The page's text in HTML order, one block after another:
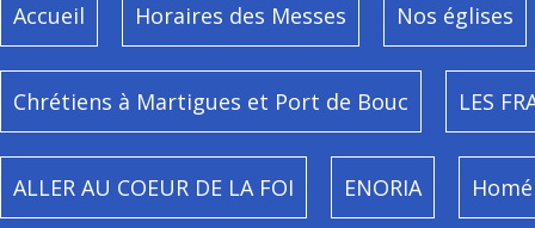
Accueil Horaires des Messes Nos églises
Chrétiens à Martigues et Port de Bouc LES
ALLER AU COEUR DE LA FOI ENORIA